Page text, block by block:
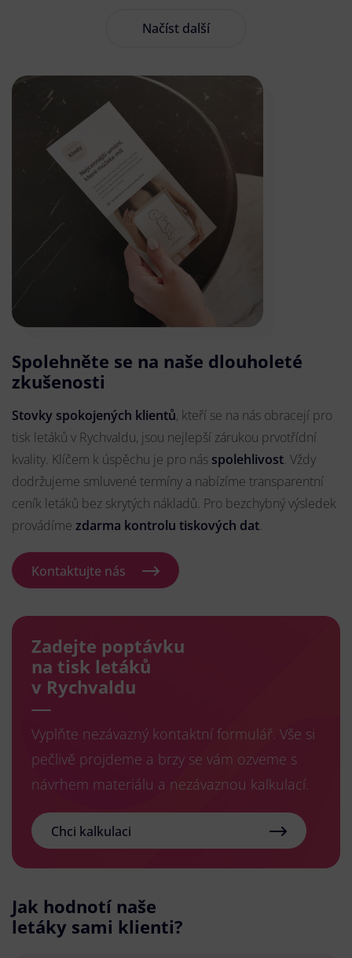
Načíst další
Spolehněte se na naše dlouholeté
zkušenosti
Stovky spokojených klientů, kteří se na nás obracejí pro
tisk letáků v Rychvaldu, jsou nejlepší zárukou prvotřídní
kvality. Klíčem k úspěchu je pro nás spolehlivost. Vždy
dodržujeme smluvené termíny a nabízíme transparentní
ceník letáků bez skrytých nákladů. Pro bezchybný výsledek
provádíme zdarma kontrolu tiskových dat.
Kontaktujte nás
Zadejte poptávku
na tisk letáků
v Rychvaldu
Vyplňte nezávazný kontaktní formulář. Vše si
pečlivě projdeme a brzy se vám ozveme s
návrhem materiálu a nezávaznou kalkulací.
Chci kalkulaci
Jak hodnotí naše
letáky sami klienti?